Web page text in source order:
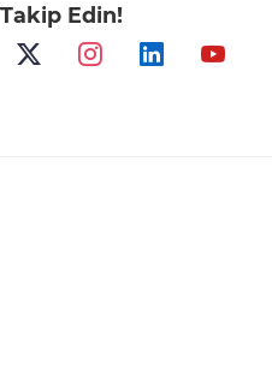
AYNI BEZLE
Elektrik-Elektronik
Edin!